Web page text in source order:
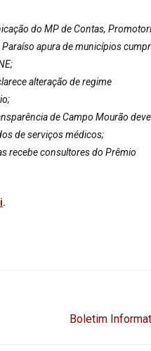
do MP de Contas,
Paraíso apura de municípios
alteração de regime
de Campo Mourão deve
de serviços médicos;
recebe consultores do Prêmio
.
Boletim